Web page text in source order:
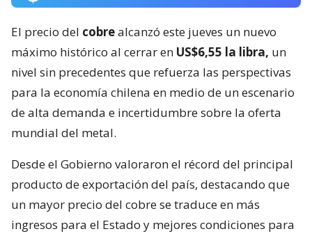
El precio del cobrealcanzó este jueves un nuevo
máximo histórico al cerrar en US$6,55 la libra, un
nivel sin precedentes que refuerza las perspectivas
para la economía chilena en medio de un escenario
de alta demanda e incertidumbre sobre la oferta
mundial del metal.
Desde el Gobierno valoraron el récord del principal
producto de exportación del país, destacando que
un mayor precio del cobre se traduce en más
ingresos para el Estado y mejores condiciones para